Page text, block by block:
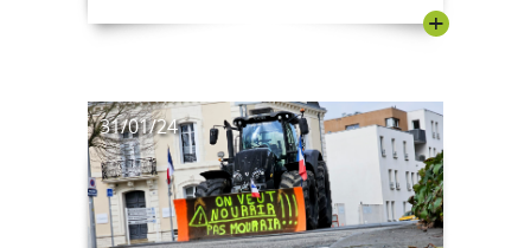
+
31/01/24